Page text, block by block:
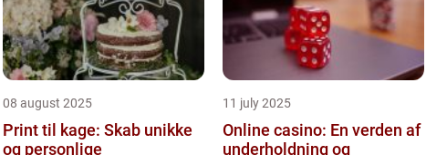
08 august 2025
Print til kage: Skab unikke
og personlige
11 july 2025
Online casino: En verden af
underholdning og